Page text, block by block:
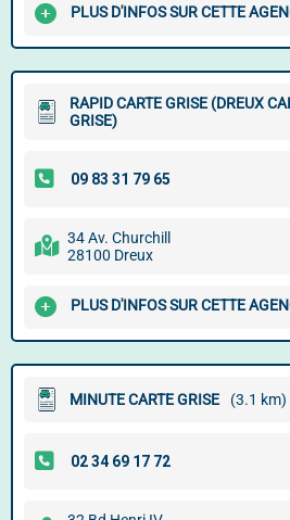
PLUS D'INFOS SUR CETTE
RAPID CARTE GRISE (DREUX
GRISE)
34 Av. Churchill
28100 Dreux
PLUS D'INFOS SUR CETTE
MINUTE CARTE GRISE (3.1 km)